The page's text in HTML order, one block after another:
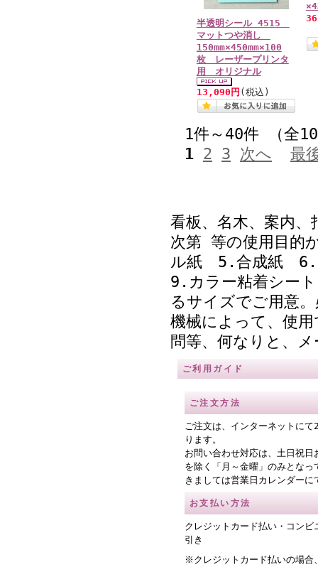
半透明シール 4515
マットつや消し
150mm×450mm×100
枚 レーザープリンタ
用 オリジナル
13,090円 (税込)
1件～40件 （全
1 2 3 次へ 最
看板、名木、案内、
次第 等の使用目
ル紙 5.合成紙 6.
9.カラー粘着シー
るサイズでご用意
機械によって、使
問等、何なりと、
ご利用ガイド
ご注文方法
ご注文は、インターネットに
ります。
お問い合わせ対応は、土日祝日
を除く「月～金曜」のみとなっ
きましては営業日カレンダーに
お支払い方法
クレジットカード払い・コンビ
引き
※クレジットカード払いの場合